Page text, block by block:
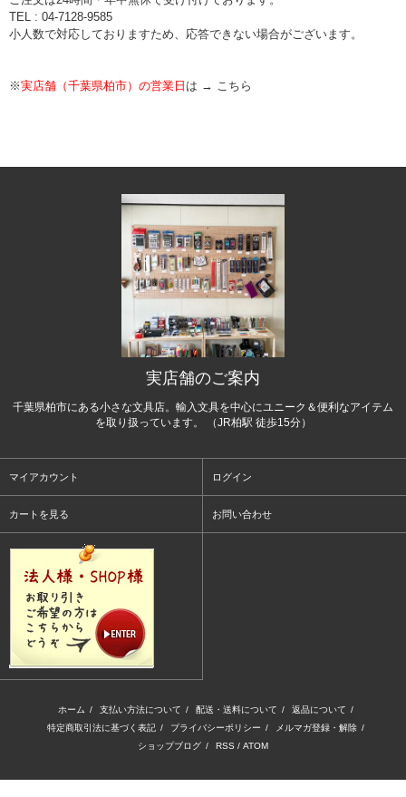
TEL : 04-7128-9585
小人数で対応しておりますため、応答できない場合がございます。
※実店舗（千葉県柏市）の営業日 は → こちら
実店舗のご案内
千葉県柏市にある小さな文具店。輸入文具を中心にユニーク＆便利なアイテム
を取り扱っています。 （JR柏駅 徒歩15分）
マイアカウント ログイン
カートを見る お問い合わせ
ホーム / 支払い方法について / 配送・送料について / 返品について /
特定商取引法に基づく表記 / プライバシーポリシー / メルマガ登録・解除 /
ショップブログ / RSS / ATOM